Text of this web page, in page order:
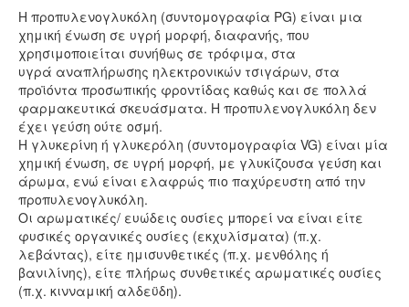
Η προπυλενογλυκόλη (συντομογραφία PG) είναι μια
χημική ένωση σε υγρή μορφή, διαφανής, που
χρησιμοποιείται συνήθως σε τρόφιμα, στα
υγρά αναπλήρωσης ηλεκτρονικών τσιγάρων, στα
προϊόντα προσωπικής φροντίδας καθώς και σε πολλά
φαρμακευτικά σκευάσματα. Η προπυλενογλυκόλη δεν
έχει γεύση ούτε οσμή.
Η γλυκερίνη ή γλυκερόλη (συντομογραφία VG) είναι μία
χημική ένωση, σε υγρή μορφή, με γλυκίζουσα γεύση και
άρωμα, ενώ είναι ελαφρώς πιο παχύρευστη από την
προπυλενογλυκόλη.
Οι αρωματικές/ ευώδεις ουσίες μπορεί να είναι είτε
φυσικές οργανικές ουσίες (εκχυλίσματα) (π.χ.
λεβάντας), είτε ημισυνθετικές (π.χ. μενθόλης ή
βανιλίνης), είτε πλήρως συνθετικές αρωματικές ουσίες
(π.χ. κινναμική αλδεϋδη).